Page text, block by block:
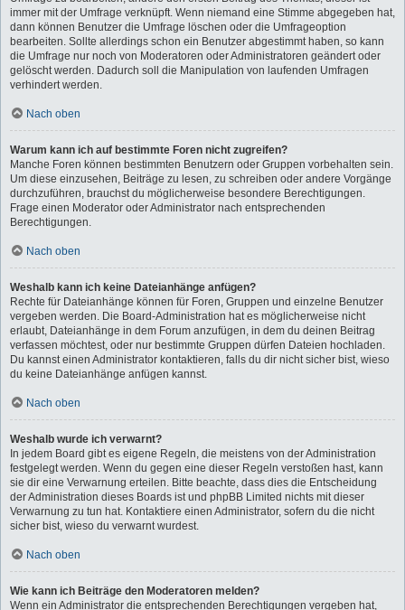
immer mit der Umfrage verknüpft. Wenn niemand eine Stimme abgegeben hat,
dann können Benutzer die Umfrage löschen oder die Umfrageoption
bearbeiten. Sollte allerdings schon ein Benutzer abgestimmt haben, so kann
die Umfrage nur noch von Moderatoren oder Administratoren geändert oder
gelöscht werden. Dadurch soll die Manipulation von laufenden Umfragen
verhindert werden.
Nach oben
Warum kann ich auf bestimmte Foren nicht zugreifen?
Manche Foren können bestimmten Benutzern oder Gruppen vorbehalten sein.
Um diese einzusehen, Beiträge zu lesen, zu schreiben oder andere Vorgänge
durchzuführen, brauchst du möglicherweise besondere Berechtigungen.
Frage einen Moderator oder Administrator nach entsprechenden
Berechtigungen.
Nach oben
Weshalb kann ich keine Dateianhänge anfügen?
Rechte für Dateianhänge können für Foren, Gruppen und einzelne Benutzer
vergeben werden. Die Board-Administration hat es möglicherweise nicht
erlaubt, Dateianhänge in dem Forum anzufügen, in dem du deinen Beitrag
verfassen möchtest, oder nur bestimmte Gruppen dürfen Dateien hochladen.
Du kannst einen Administrator kontaktieren, falls du dir nicht sicher bist, wieso
du keine Dateianhänge anfügen kannst.
Nach oben
Weshalb wurde ich verwarnt?
In jedem Board gibt es eigene Regeln, die meistens von der Administration
festgelegt werden. Wenn du gegen eine dieser Regeln verstoßen hast, kann
sie dir eine Verwarnung erteilen. Bitte beachte, dass dies die Entscheidung
der Administration dieses Boards ist und phpBB Limited nichts mit dieser
Verwarnung zu tun hat. Kontaktiere einen Administrator, sofern du die nicht
sicher bist, wieso du verwarnt wurdest.
Nach oben
Wie kann ich Beiträge den Moderatoren melden?
Wenn ein Administrator die entsprechenden Berechtigungen vergeben hat,